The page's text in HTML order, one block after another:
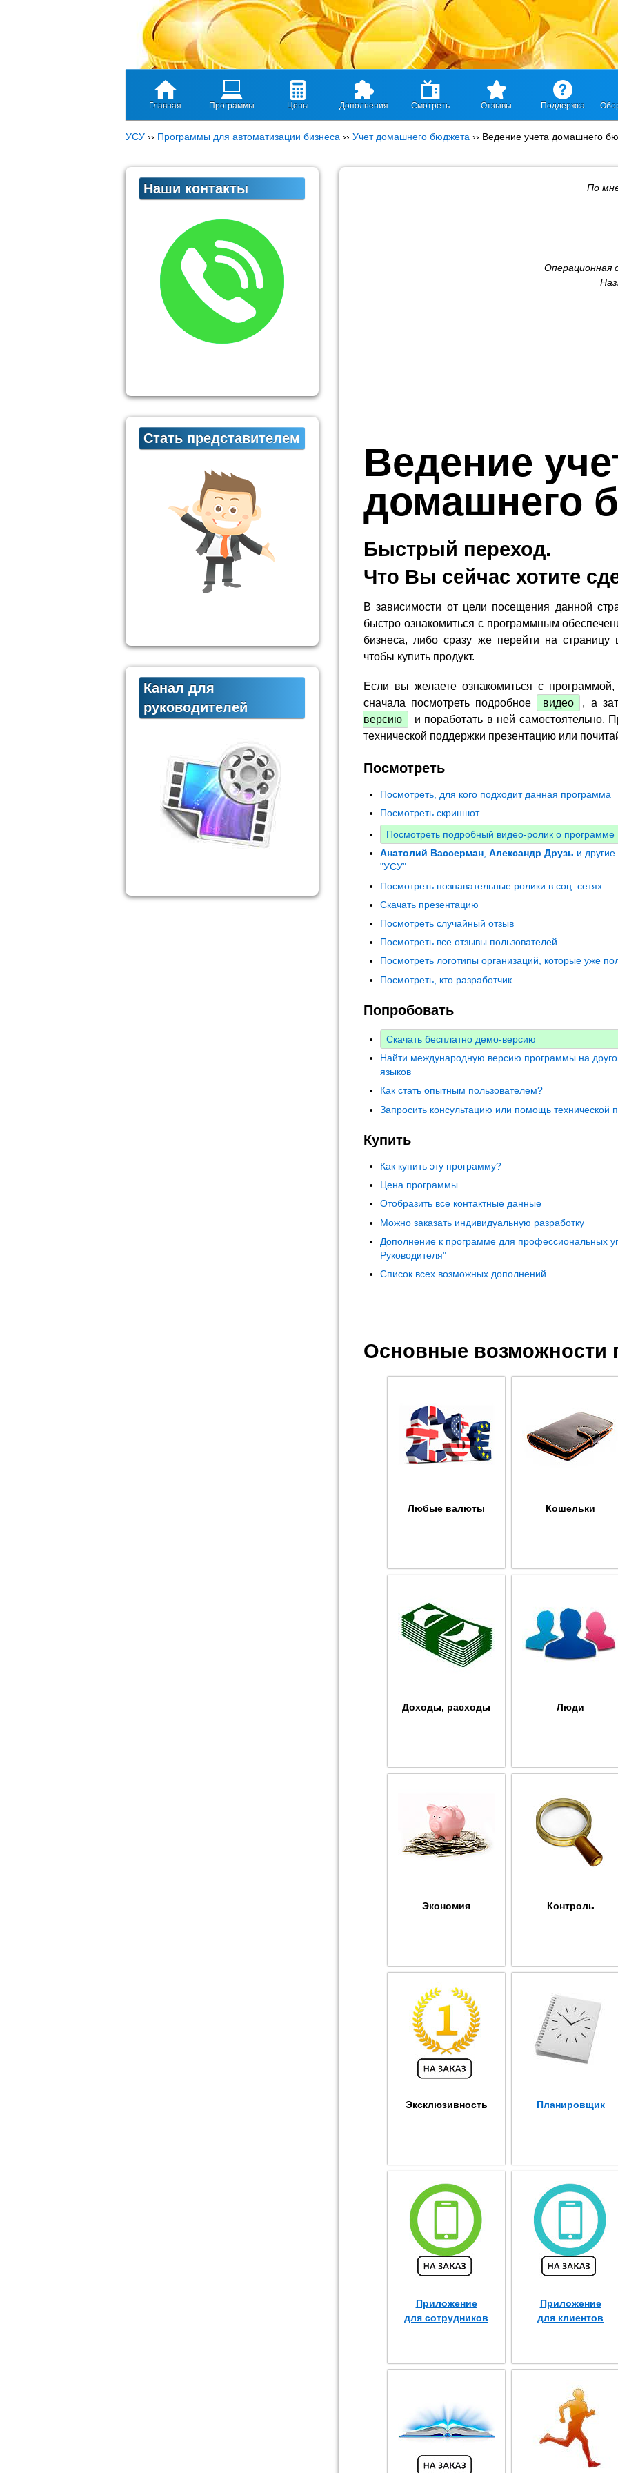
Главная Программы Цены Дополнения Смотреть Отзывы Поддержка
УСУ ›› Программы для автоматизации бизнеса ›› Учет домашнего бюджета ›› Ведение учета домашнего
По
Операционная
Ведение
домашнего
Быстрый переход.
Что Вы сейчас хотите
В зависимости от цели посещения данной
быстро ознакомиться с программным
бизнеса, либо сразу же перейти на
чтобы купить продукт.
Если вы желаете ознакомиться с
сначала посмотреть подробное
видео
, а
версию
и поработать в ней самостоятельно.
технической поддержки презентацию или
Посмотреть
Посмотреть, для кого подходит данная программа
Посмотреть скриншот
Посмотреть подробный видео-ролик о программе
Анатолий Вассерман, Александр Друзь и
"УСУ"
Посмотреть познавательные ролики в соц. сетях
Скачать презентацию
Посмотреть случайный отзыв
Посмотреть все отзывы пользователей
Посмотреть логотипы организаций, которые уже
Посмотреть, кто разработчик
Попробовать
Скачать бесплатно демо-версию
Найти международную версию программы на
языков
Как стать опытным пользователем?
Запросить консультацию или помощь технической
Купить
Как купить эту программу?
Цена программы
Отобразить все контактные данные
Можно заказать индивидуальную разработку
Дополнение к программе для профессиональных
Руководителя"
Список всех возможных дополнений
Основные возможности
Любые валюты Кошельки
Доходы, расходы Люди
Экономия Контроль
Эксклюзивность Планировщик
Приложение
для сотрудников
Приложение
для клиентов
Наши контакты
Стать представителем
Канал для
руководителей